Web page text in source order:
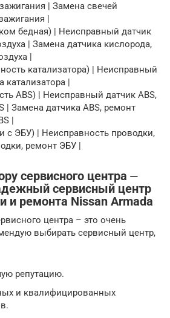
| Замена свечей
|
бедная) | Неисправный датчик
| Замена датчика кислорода,
|
катализатора) | Неисправный
катализатора |
ABS) | Неисправный датчик ABS,
| Замена датчика ABS, ремонт
|
с ЭБУ) | Неисправность проводки,
ремонт ЭБУ |
сервисного центра ⏤
сервисный центр
и ремонта Nissan Armada
центра – это очень
выбирать сервисный центр,
репутацию.
и квалифицированных